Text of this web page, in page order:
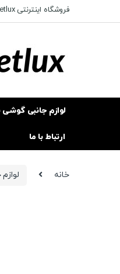
to
to
فروشگاه اینترنتی Setlux ، ست ِکامل لوازم دیجیتال
لوازم جانبی گوشی Galaxy S25
ارتباط با ما
خانه